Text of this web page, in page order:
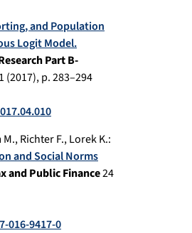
and Population
Logit Model.
Part B-
(2017), p.283–294
,Richter F.,Lorek K.:
and Social Norms
and Public Finance24
016-9417-0